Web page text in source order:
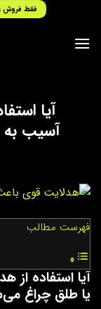
content
فقط فروش عمده
آیا
آسیب به
فهرست مطالب
آیا استفاده
یا طلق چراغ